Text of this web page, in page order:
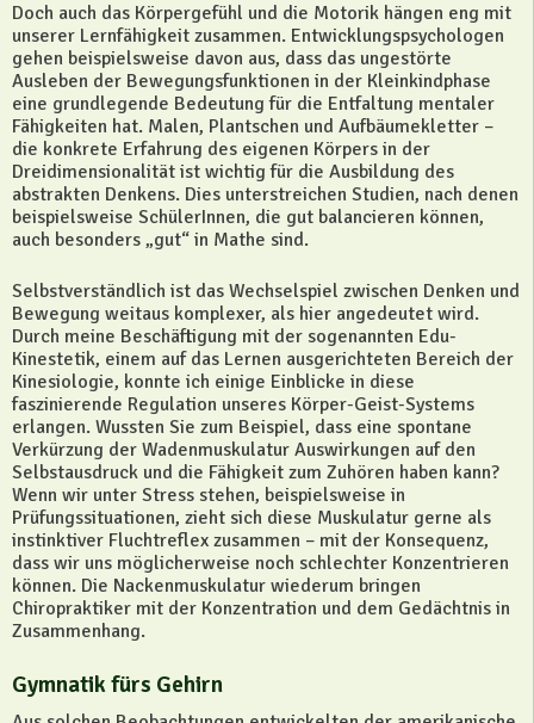
Doch auch das Körpergefühl und die Motorik hängen eng mit
unserer Lernfähigkeit zusammen. Entwicklungspsychologen
gehen beispielsweise davon aus, dass das ungestörte
Ausleben der Bewegungsfunktionen in der Kleinkindphase
eine grundlegende Bedeutung für die Entfaltung mentaler
Fähigkeiten hat. Malen, Plantschen und Aufbäumekletter –
die konkrete Erfahrung des eigenen Körpers in der
Dreidimensionalität ist wichtig für die Ausbildung des
abstrakten Denkens. Dies unterstreichen Studien, nach denen
beispielsweise SchülerInnen, die gut balancieren können,
auch besonders „gut“ in Mathe sind.
Selbstverständlich ist das Wechselspiel zwischen Denken und
Bewegung weitaus komplexer, als hier angedeutet wird.
Durch meine Beschäftigung mit der sogenannten Edu-
Kinestetik, einem auf das Lernen ausgerichteten Bereich der
Kinesiologie, konnte ich einige Einblicke in diese
faszinierende Regulation unseres Körper-Geist-Systems
erlangen. Wussten Sie zum Beispiel, dass eine spontane
Verkürzung der Wadenmuskulatur Auswirkungen auf den
Selbstausdruck und die Fähigkeit zum Zuhören haben kann?
Wenn wir unter Stress stehen, beispielsweise in
Prüfungssituationen, zieht sich diese Muskulatur gerne als
instinktiver Fluchtreflex zusammen – mit der Konsequenz,
dass wir uns möglicherweise noch schlechter Konzentrieren
können. Die Nackenmuskulatur wiederum bringen
Chiropraktiker mit der Konzentration und dem Gedächtnis in
Zusammenhang.
Gymnatik fürs Gehirn